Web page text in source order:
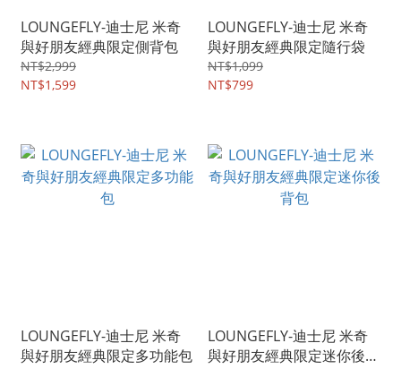
LOUNGEFLY-迪士尼 米奇
與好朋友經典限定側背包
NT$2,999
NT$1,599
LOUNGEFLY-迪士尼 米奇
與好朋友經典限定隨行袋
NT$1,099
NT$799
LOUNGEFLY-迪士尼 米奇
與好朋友經典限定多功能包
LOUNGEFLY-迪士尼 米奇
與好朋友經典限定迷你後背